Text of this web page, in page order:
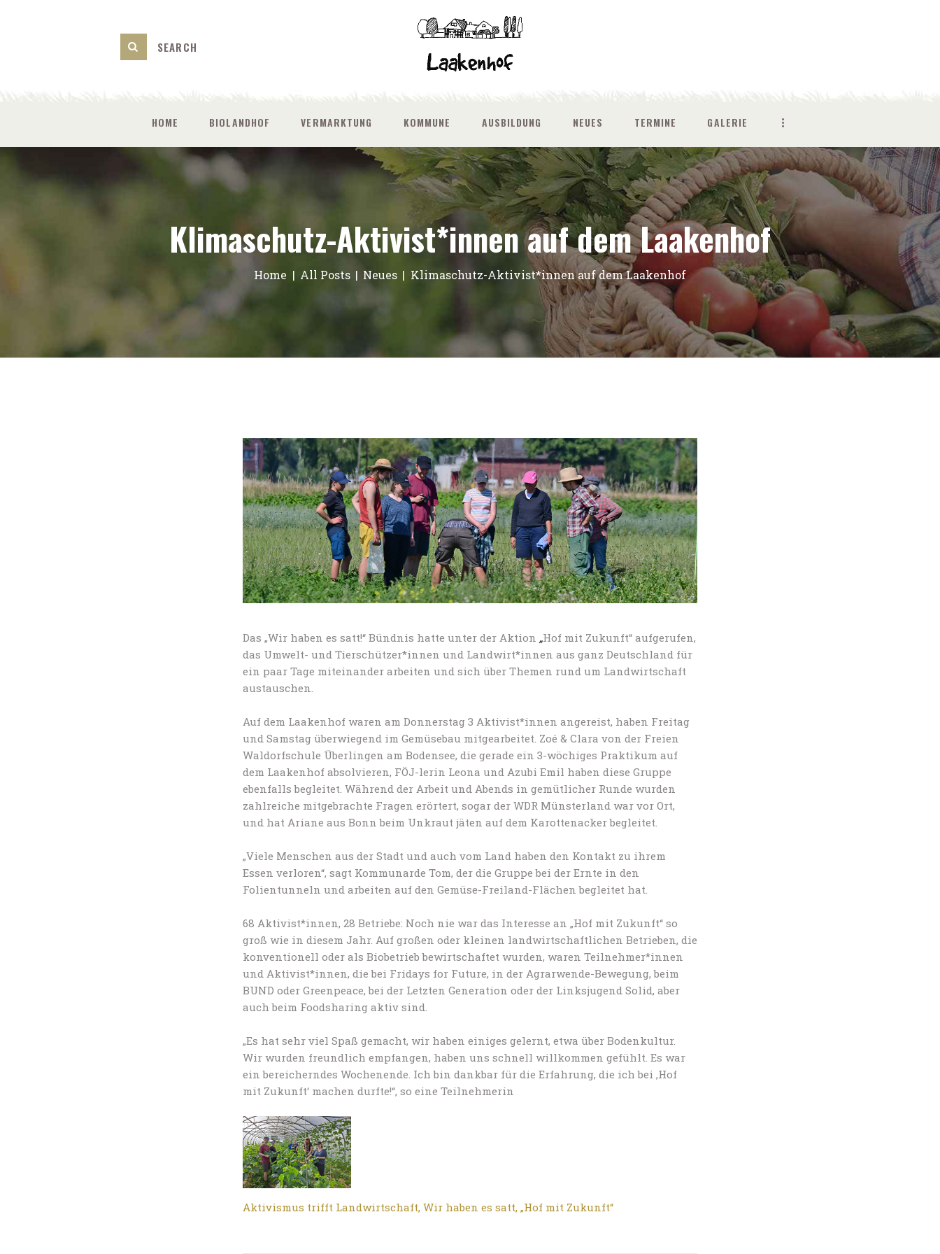
HOME BIOLANDHOF VERMARKTUNG KOMMUNE AUSBILDUNG NEUES TERMINE GALERIE
Klimaschutz-Aktivist*innen auf dem Laakenhof
Home All Posts Neues Klimaschutz-Aktivist*innen auf dem Laakenhof
Das „Wir haben es satt!“ Bündnis hatte unter der Aktion „Hof mit Zukunft“ aufgerufen,
das Umwelt- und Tierschützer*innen und Landwirt*innen aus ganz Deutschland für
ein paar Tage miteinander arbeiten und sich über Themen rund um Landwirtschaft
austauschen.
Auf dem Laakenhof waren am Donnerstag 3 Aktivist*innen angereist, haben Freitag
und Samstag überwiegend im Gemüsebau mitgearbeitet. Zoé & Clara von der Freien
Waldorfschule Überlingen am Bodensee, die gerade ein 3-wöchiges Praktikum auf
dem Laakenhof absolvieren, FÖJ-lerin Leona und Azubi Emil haben diese Gruppe
ebenfalls begleitet. Während der Arbeit und Abends in gemütlicher Runde wurden
zahlreiche mitgebrachte Fragen erörtert, sogar der WDR Münsterland war vor Ort,
und hat Ariane aus Bonn beim Unkraut jäten auf dem Karottenacker begleitet.
„Viele Menschen aus der Stadt und auch vom Land haben den Kontakt zu ihrem
Essen verloren“, sagt Kommunarde Tom, der die Gruppe bei der Ernte in den
Folientunneln und arbeiten auf den Gemüse-Freiland-Flächen begleitet hat.
68 Aktivist*innen, 28 Betriebe: Noch nie war das Interesse an „Hof mit Zukunft“ so
groß wie in diesem Jahr. Auf großen oder kleinen landwirtschaftlichen Betrieben, die
konventionell oder als Biobetrieb bewirtschaftet wurden, waren Teilnehmer*innen
und Aktivist*innen, die bei Fridays for Future, in der Agrarwende-Bewegung, beim
BUND oder Greenpeace, bei der Letzten Generation oder der Linksjugend Solid, aber
auch beim Foodsharing aktiv sind.
„Es hat sehr viel Spaß gemacht, wir haben einiges gelernt, etwa über Bodenkultur.
Wir wurden freundlich empfangen, haben uns schnell willkommen gefühlt. Es war
ein bereicherndes Wochenende. Ich bin dankbar für die Erfahrung, die ich bei ‚Hof
mit Zukunft‘ machen durfte!“, so eine Teilnehmerin
Aktivismus trifft Landwirtschaft, Wir haben es satt, „Hof mit Zukunft“